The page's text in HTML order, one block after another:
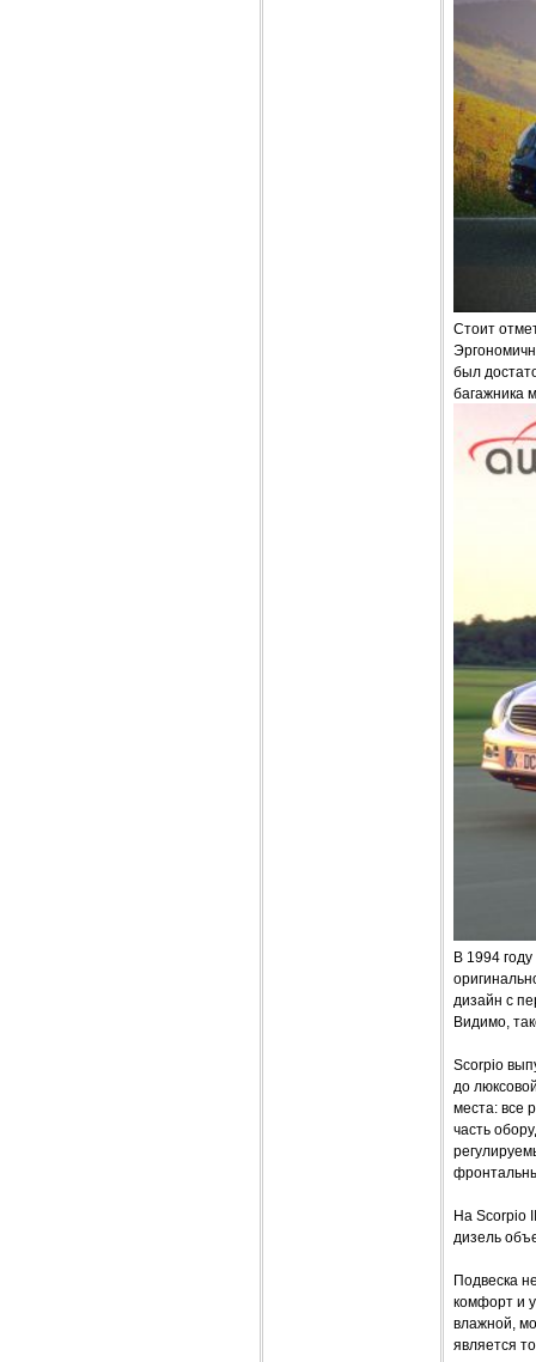
Стоит
был
багажника
В 1994
дизайн с
Видимо,
Scorpio
до
места: все
часть
На Scorpio
дизель
Подвеска
комфорт и
влажной,
является